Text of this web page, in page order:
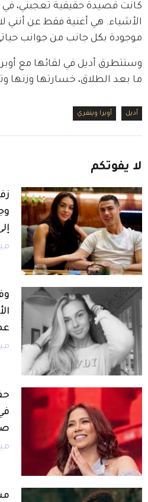
كانت قصيدة حقيقية تعجبني،
الأشياء. هي أغنية فقط عن أنني لا
موجودة بكل جانب من جوانب
ما بعد الطلاق، خسارتها وزنها
أديل أوبرا وينفري
لا يفوتكم
عمر